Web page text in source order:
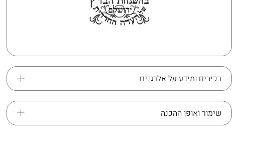
רכיבים ומידע על אלרגנים
שימור ואופן ההכנה